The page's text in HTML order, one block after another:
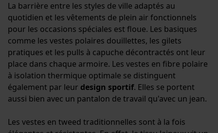
La barrière entre les styles de ville adaptés au
quotidien et les vêtements de plein air fonctionnels
pour les occasions spéciales est floue. Les basiques
comme les vestes polaires douillettes, les gilets
pratiques et les pulls à capuche décontractés ont leur
place dans chaque armoire. Les vestes en fibre polaire
à isolation thermique optimale se distinguent
également par leur design sportif. Elles se portent
aussi bien avec un pantalon de travail qu'avec un jean.
Les vestes en tweed traditionnelles sont à la fois
Google Global Site Tag
Microsoft Advertising Universal
Event Tracking
Survicate